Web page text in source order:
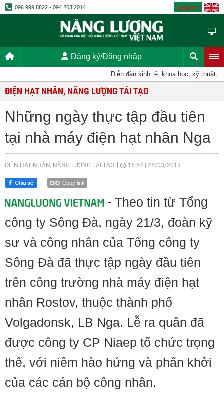
096.999.8822 - 094.263.2014 English
Đăng ký/Đăng nhập
Diễn đàn kinh tế, khoa học, kỹ thuật,
ĐIỆN HẠT NHÂN, NĂNG LƯỢNG TÁI TẠO
Những ngày thực tập đầu tiên
tại nhà máy điện hạt nhân Nga
ĐIỆN HẠT NHÂN, NĂNG LƯỢNG TÁI TẠO 16:54 25/03/2013
Copy link
- Theo tin từ Tổng
công ty Sông Đà, ngày 21/3, đoàn kỹ
sư và công nhân của Tổng công ty
Sông Đà đã thực tập ngày đầu tiên
trên công trường nhà máy điện hạt
nhân Rostov, thuộc thành phố
Volgadonsk, LB Nga. Lễ ra quân đã
được công ty CP Niaep tổ chức trọng
thể, với niềm hào hứng và phấn khởi
của các cán bộ công nhân.